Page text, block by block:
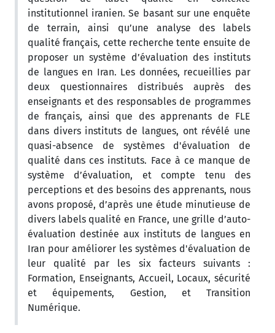
institutionnel iranien. Se basant sur une enquête
de terrain, ainsi qu’une analyse des labels
qualité français, cette recherche tente ensuite de
proposer un système d’évaluation des instituts
de langues en Iran. Les données, recueillies par
deux questionnaires distribués auprès des
enseignants et des responsables de programmes
de français, ainsi que des apprenants de FLE
dans divers instituts de langues, ont révélé une
quasi-absence de systèmes d'évaluation de
qualité dans ces instituts. Face à ce manque de
système d’évaluation, et compte tenu des
perceptions et des besoins des apprenants, nous
avons proposé, d’après une étude minutieuse de
divers labels qualité en France, une grille d’auto-
évaluation destinée aux instituts de langues en
Iran pour améliorer les systèmes d'évaluation de
leur qualité par les six facteurs suivants :
Formation, Enseignants, Accueil, Locaux, sécurité
et équipements, Gestion, et Transition
Numérique.